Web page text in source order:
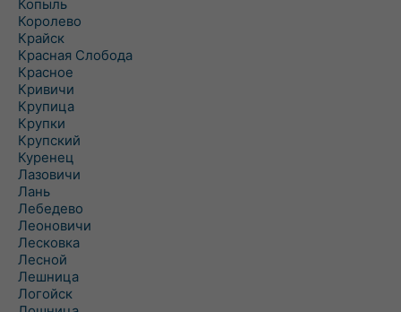
Копыль
Королево
Крайск
Красная Слобода
Красное
Кривичи
Крупица
Крупки
Крупский
Куренец
Лазовичи
Лань
Лебедево
Леоновичи
Лесковка
Лесной
Лешница
Логойск